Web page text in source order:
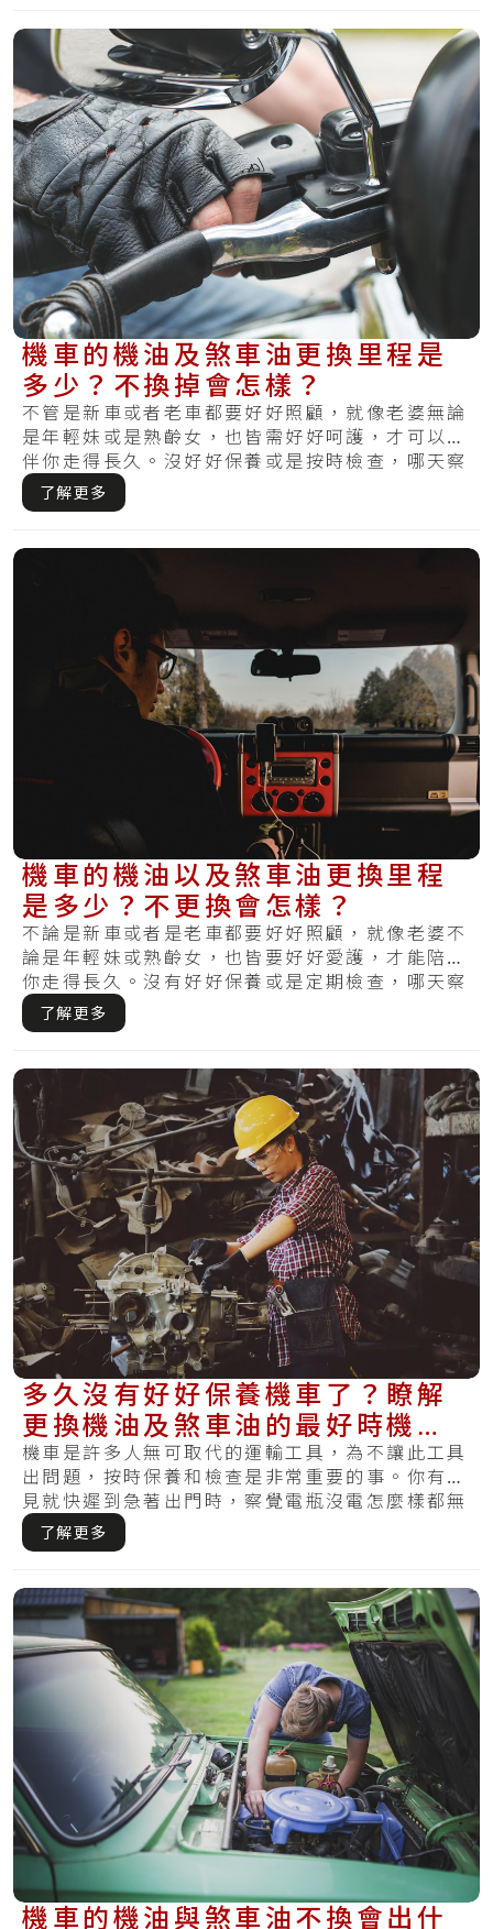
機車的機油及煞車油更換里程是
多少？不換掉會怎樣？
不管是新車或者老車都要好好照顧，就像老婆無論
是年輕妹或是熟齡女，也皆需好好呵護，才可以陪
伴你走得長久。沒好好保養或是按時檢查，哪天察
覺損.....
了解更多
機車的機油以及煞車油更換里程
是多少？不更換會怎樣？
不論是新車或者是老車都要好好照顧，就像老婆不
論是年輕妹或熟齡女，也皆要好好愛護，才能陪伴
你走得長久。沒有好好保養或是定期檢查，哪天察
覺損.....
了解更多
多久沒有好好保養機車了？瞭解
更換機油及煞車油的最好時機，
讓機車維持健康
機車是許多人無可取代的運輸工具，為不讓此工具
出問題，按時保養和檢查是非常重要的事。你有碰
見就快遲到急著出門時，察覺電瓶沒電怎麼樣都無
法驅.....
了解更多
機車的機油與煞車油不換會出什